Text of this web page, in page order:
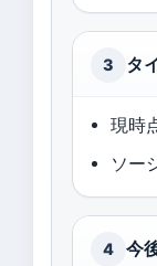
3 タ
現時
ソー
4 今